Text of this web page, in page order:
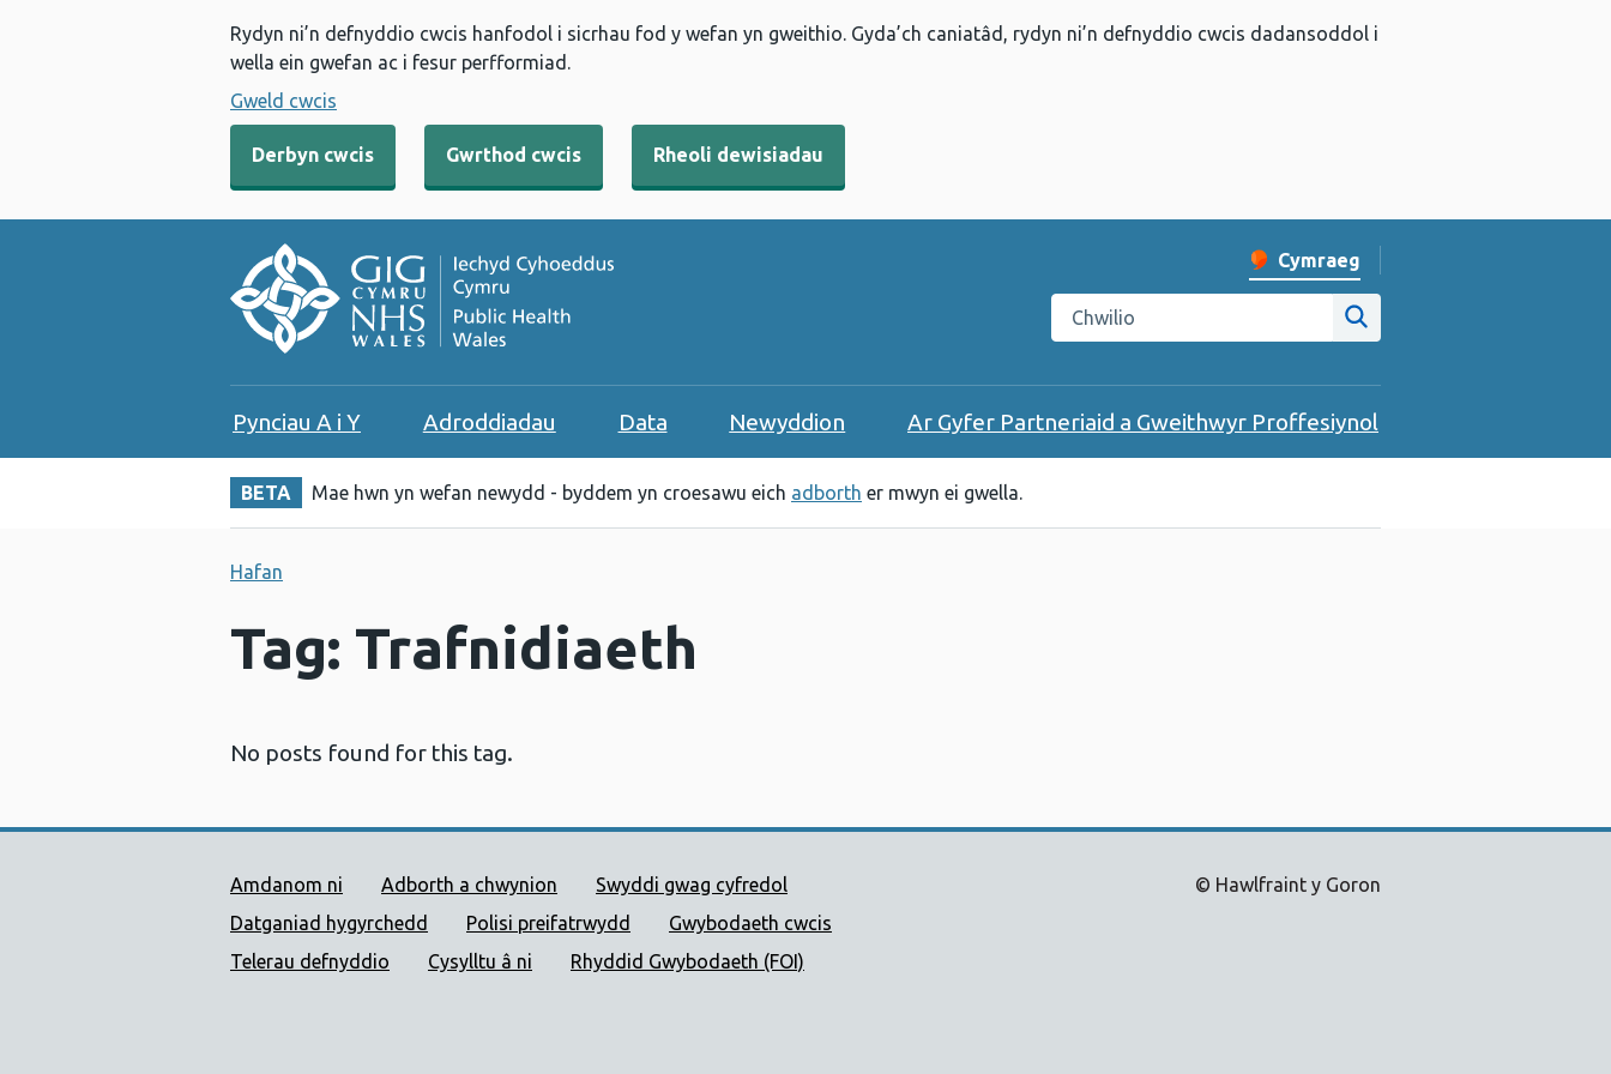
Rydyn ni’n defnyddio cwcis hanfodol i sicrhau fod y wefan yn gweithio. Gyda’ch caniatâd, rydyn ni’n defnyddio cwcis dadansoddol i
wella ein gwefan ac i fesur perfformiad.
Gweld cwcis
Derbyn cwcis Gwrthod cwcis Rheoli dewisiadau
Newid iaith y wefan
Cymraeg
Chwilio gwefan Iechyd Cyhoeddus Cymru
Chwilio ar y wefan
Pynciau A i Y Adroddiadau Data Newyddion Ar Gyfer Partneriaid a Gweithwyr Proffesiynol
BETA Mae hwn yn wefan newydd - byddem yn croesawu eich adborth er mwyn ei gwella.
Hafan
Tag: Trafnidiaeth
No posts found for this tag.
Dolenni Cymorth Iechyd Cyhoeddus Cymru
Amdanom ni Adborth a chwynion
Swyddi gwag cyfredol
Datganiad hygyrchedd
Polisi preifatrwydd
Gwybodaeth cwcis
Telerau defnyddio
Cysylltu â ni Rhyddid Gwybodaeth (FOI)
© Hawlfraint y Goron